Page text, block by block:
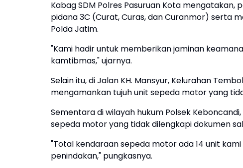
Kabag SDM Polres Pasuruan Kota
pidana 3C (Curat, Curas, dan Curanmor) serta
Polda Jatim.
"Kami hadir untuk memberikan jaminan
kamtibmas," ujarnya.
Selain itu, di Jalan KH. Mansyur, Kelurahan
mengamankan tujuh unit sepeda motor yang
Sementara di wilayah hukum Polsek
sepeda motor yang tidak dilengkapi dokumen
"Total kendaraan sepeda motor ada 14 unit
penindakan," pungkasnya.